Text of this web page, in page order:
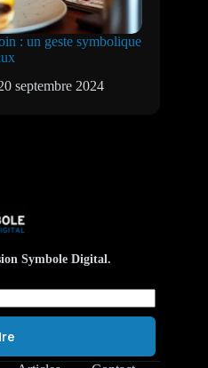
: un geste symbolique
septembre 2024
Symbole Digital.